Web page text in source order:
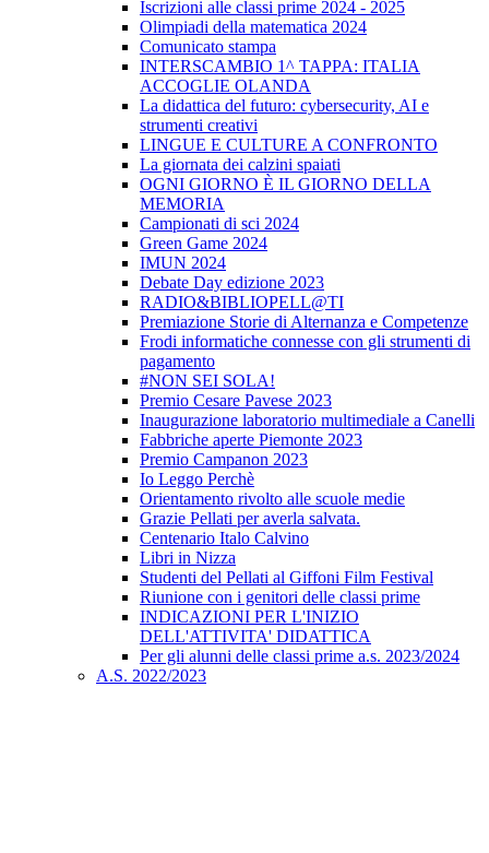
Iscrizioni alle classi prime 2024 - 2025
Olimpiadi della matematica 2024
Comunicato stampa
INTERSCAMBIO 1^ TAPPA: ITALIA
ACCOGLIE OLANDA
La didattica del futuro: cybersecurity, AI e
strumenti creativi
LINGUE E CULTURE A CONFRONTO
La giornata dei calzini spaiati
OGNI GIORNO È IL GIORNO DELLA
MEMORIA
Campionati di sci 2024
Green Game 2024
IMUN 2024
Debate Day edizione 2023
RADIO&BIBLIOPELL@TI
Premiazione Storie di Alternanza e Competenze
Frodi informatiche connesse con gli strumenti di
pagamento
#NON SEI SOLA!
Premio Cesare Pavese 2023
Inaugurazione laboratorio multimediale a Canelli
Fabbriche aperte Piemonte 2023
Premio Campanon 2023
Io Leggo Perchè
Orientamento rivolto alle scuole medie
Grazie Pellati per averla salvata.
Centenario Italo Calvino
Libri in Nizza
Studenti del Pellati al Giffoni Film Festival
Riunione con i genitori delle classi prime
INDICAZIONI PER L'INIZIO
DELL'ATTIVITA' DIDATTICA
Per gli alunni delle classi prime a.s. 2023/2024
A.S. 2022/2023